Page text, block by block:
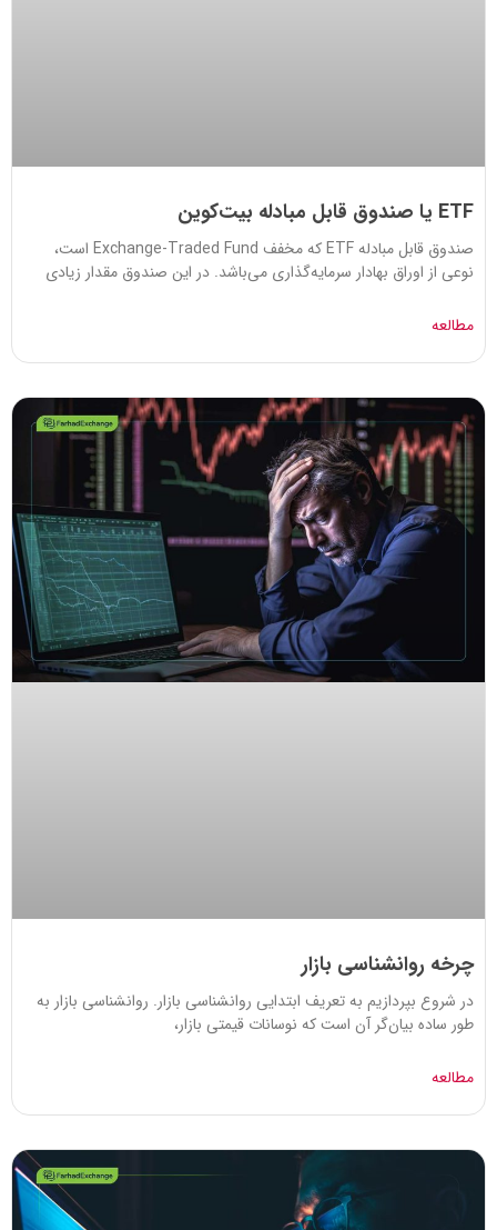
ETF یا صندوق قابل مبادله بیت‌کوین
صندوق قابل مبادله ETF که مخفف Exchange-Traded Fund است،
نوعی از اوراق بهادار سرمایه‌گذاری می‌باشد. در این صندوق مقدار زیادی
مطالعه
چرخه روانشناسی بازار
در شروع بپردازیم به تعریف ابتدایی روانشناسی بازار. روانشناسی بازار به
طور ساده بیان‌گر آن است که نوسانات قیمتی بازار،
مطالعه